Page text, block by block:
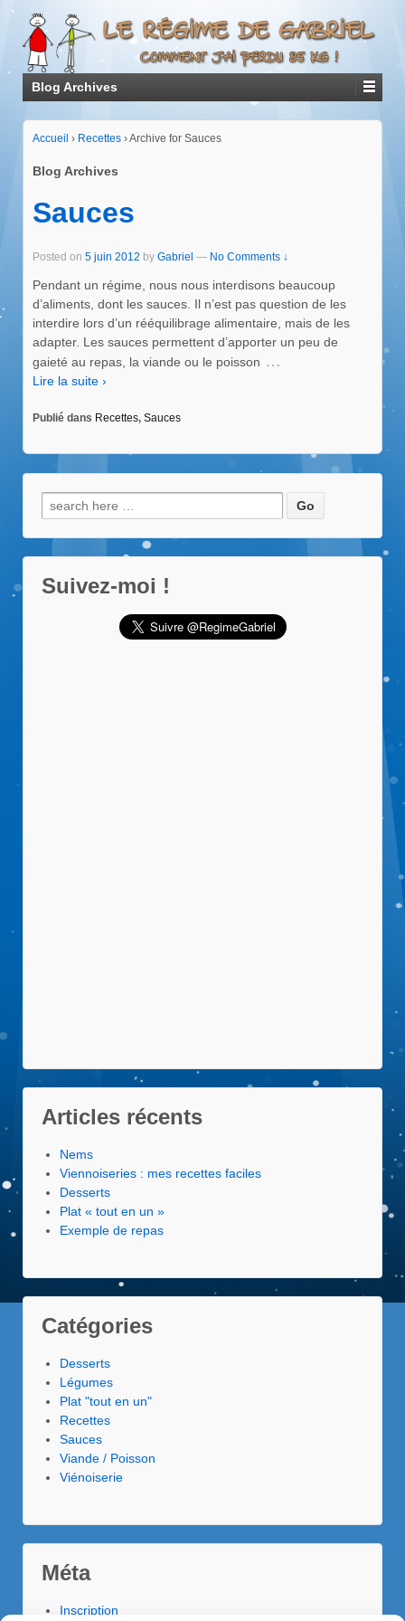
Blog Archives
Accueil › Recettes ›Archive for Sauces
Blog Archives
Sauces
Posted on 5 juin 2012 by Gabriel — No Comments ↓
Pendant un régime, nous nous interdisons beaucoup
d’aliments, dont les sauces. Il n’est pas question de les
interdire lors d’un rééquilibrage alimentaire, mais de les
adapter. Les sauces permettent d’apporter un peu de
gaieté au repas, la viande ou le poisson …
Lire la suite ›
Publié dans Recettes, Sauces
Recherche
pour:
Suivez-moi !
Articles récents
Nems
Viennoiseries : mes recettes faciles
Desserts
Plat « tout en un »
Exemple de repas
Catégories
Desserts
Légumes
Plat "tout en un"
Recettes
Sauces
Viande / Poisson
Viénoiserie
Méta
Inscription